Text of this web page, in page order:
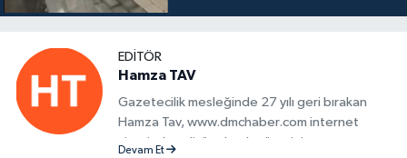
EDITÖR
Hamza TAV
Gazetecilik mesleğinde 27 yılı geri bırakan
Hamza Tav, www.dmchaber.com internet
sitesinde editör olarak görevini
Devam Et